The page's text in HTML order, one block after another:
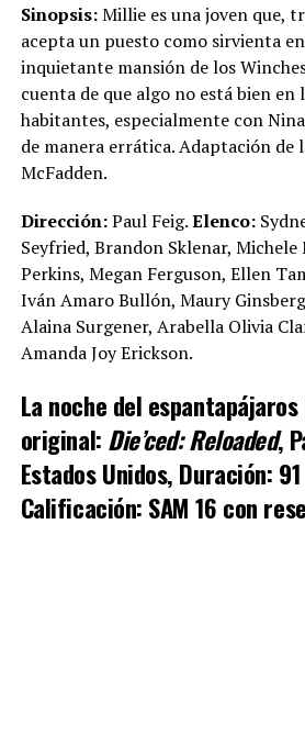
Sinopsis:Millie es una joven que,
acepta un puesto como sirvienta
inquietante mansión de los
cuenta de que algo no está bien en
habitantes, especialmente con
de manera errática. Adaptación de
McFadden.
Dirección:Paul Feig.Elenco:
Seyfried, Brandon Sklenar,
Perkins, Megan Ferguson, Ellen
Iván Amaro Bullón, Maury
Alaina Surgener, Arabella Olivia
Amanda Joy Erickson.
La noche del
original: Die’ced: Reloaded,
Estados Unidos, Duración:
Calificación: SAM 16 con